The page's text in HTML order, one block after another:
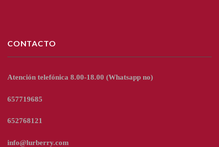
CONTACTO
Atención telefónica 8.00-18.00 (Whatsapp no)
657719685
652768121
info@lurberry.com